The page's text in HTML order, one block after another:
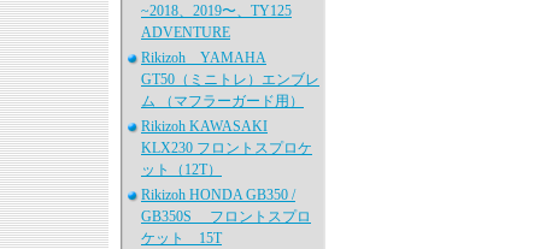
~2018、2019〜、TY125
ADVENTURE
Rikizoh YAMAHA
GT50（ミニトレ）エンブレ
ム （マフラーガード用）
Rikizoh KAWASAKI
KLX230 フロントスプロケ
ット（12T）
Rikizoh HONDA GB350 /
GB350S フロントスプロ
ケット 15T